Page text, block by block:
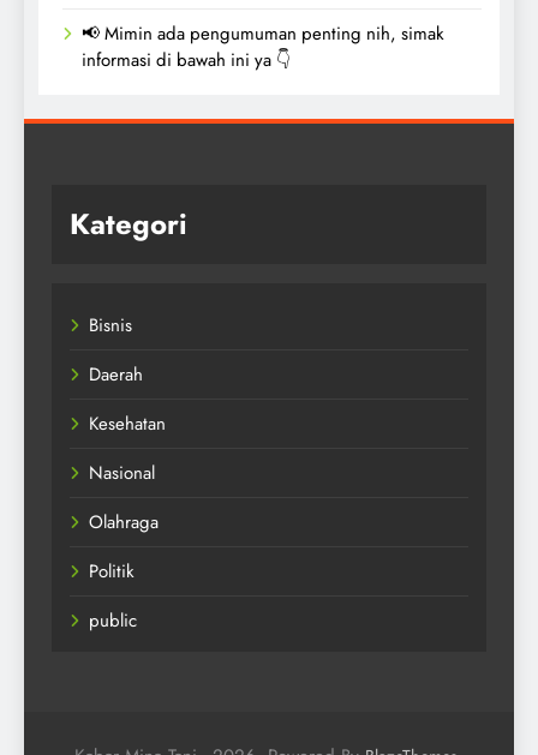
📢 Mimin ada pengumuman penting nih, simak
informasi di bawah ini ya 👇
Kategori
Bisnis
Daerah
Kesehatan
Nasional
Olahraga
Politik
public